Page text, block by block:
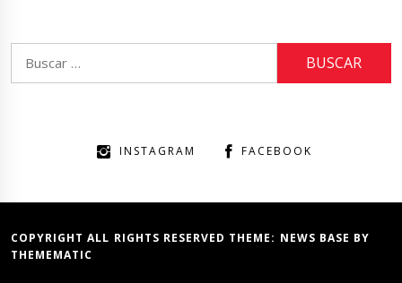
INSTAGRAM FACEBOOK
COPYRIGHT ALL RIGHTS RESERVED THEME: NEWS BASE BY
THEMEMATIC